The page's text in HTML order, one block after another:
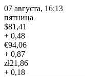
07 августа, 16:13
пятница
$81,41
+ 0,48
€94,06
+ 0,87
zł21,86
+ 0,18